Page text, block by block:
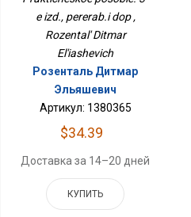
e izd., pererab.i dop ,
Rozental' Ditmar
El'iashevich
Розенталь Дитмар
Эльяшевич
Артикул: 1380365
$34.39
Доставка за 14–20 дней
КУПИТЬ